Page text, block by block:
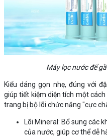
Máy lọc nước để
Kiểu dáng gọn nhẹ, đúng với
giúp tiết kiệm diện tích một
trang bị bộ lõi chức năng "cực
Lõi Mineral: Bổ sung các
của nước, giúp cơ thể dễ